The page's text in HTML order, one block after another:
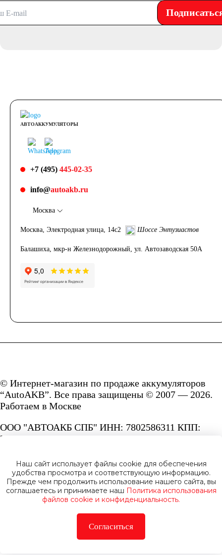
АВТОАККУМУЛЯТОРЫ
+7 (495) 445-02-35
info@autoakb.ru
Москва
Москва, Электродная улица, 14с2 Шоссе Энтузиастов
Балашиха, мкр-н Железнодорожный, ул. Автозаводская 50А
© Интернет-магазин по продаже аккумуляторов
“AutoAKB”. Все права защищены © 2007 — 2026.
Работаем в Москве
ООО "АВТОАКБ СПБ" ИНН: 7802586311 КПП:
780201001 ОГРН: 1167847287156.
Сайт под защитой reCAPTCHA и Google
Privacy PolicyиTerms of Service.
Политика конфиденциальности
Наш сайт использует файлы cookie для обеспечения
удобства просмотра и соответствующую информацию.
Прежде чем продолжить использование нашего сайта, вы
соглашаетесь и принимаете наш Политика использования
файлов cookie и конфиденциальность.
Согласиться